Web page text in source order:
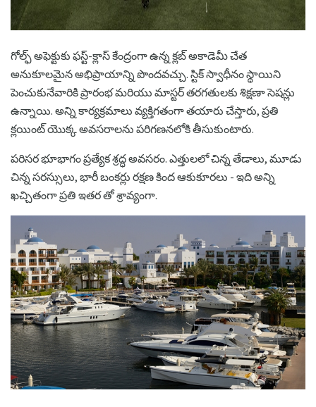
గోల్ఫ్ అఫెక్టుకు ఫస్ట్-క్లాస్ కేంద్రంగా ఉన్న క్లబ్ అకాడెమీ చేత
అనుకూలమైన అభిప్రాయాన్ని పొందవచ్చు. స్టిక్ స్వాధీనం స్థాయిని
పెంచుకునేవారికి ప్రారంభ మరియు మాస్టర్ తరగతులకు శిక్షణా సెషన్లు
ఉన్నాయి. అన్ని కార్యక్రమాలు వ్యక్తిగతంగా తయారు చేస్తారు, ప్రతి
క్లయింట్ యొక్క అవసరాలను పరిగణనలోకి తీసుకుంటారు.
పరిసర భూభాగం ప్రత్యేక శ్రద్ధ అవసరం. ఎత్తులలో చిన్న తేడాలు, మూడు
చిన్న సరస్సులు, భారీ బంకర్లు రక్షణ కింద ఆకుకూరలు - ఇది అన్ని
ఖచ్చితంగా ప్రతి ఇతర తో శ్రావ్యంగా.